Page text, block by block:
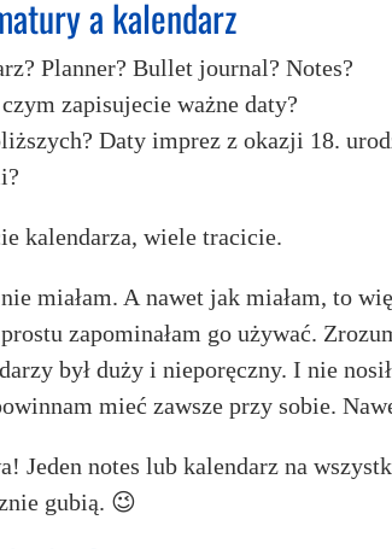
a kalendarz
Planner? Bullet journal? Notes?
zapisujecie ważne daty?
Daty imprez z okazji 18.
kalendarza, wiele tracicie.
miałam. A nawet jak miałam, to
zapominałam go używać.
był duży i nieporęczny. I nie
mieć zawsze przy sobie.
Jeden notes lub kalendarz na
gubią. 😉